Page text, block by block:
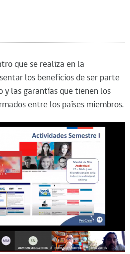
que se realiza en la
los beneficios de ser parte
y las garantías que tienen los
entre los países miembros.